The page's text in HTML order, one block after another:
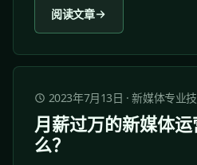
谓的抗压和躺平之间，难道就
迷茫、焦虑的职场人就没有第三
阅读文章
2023年7月13日 ·新媒体专业
月薪过万的新媒体
么？